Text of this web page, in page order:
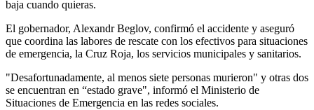
baja cuando quieras.
El gobernador, Alexandr Beglov, confirmó el accidente y aseguró
que coordina las labores de rescate con los efectivos para situaciones
de emergencia, la Cruz Roja, los servicios municipales y sanitarios.
"Desafortunadamente, al menos siete personas murieron" y otras dos
se encuentran en “estado grave", informó el Ministerio de
Situaciones de Emergencia en las redes sociales.